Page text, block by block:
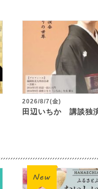
2026/8/7(金)
田辺いちか 講談独